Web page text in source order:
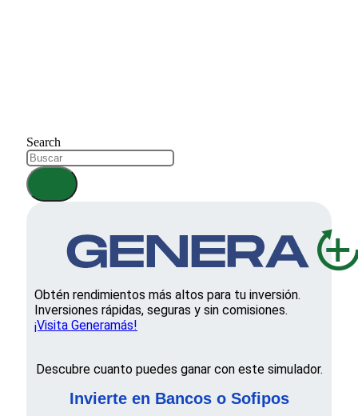
Search
Obtén rendimientos más altos para tu inversión.
Inversiones rápidas, seguras y sin comisiones.
¡Visita Generamás!
Descubre cuanto puedes ganar con este simulador.
Invierte en Bancos o Sofipos